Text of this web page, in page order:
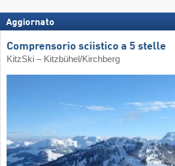
Aggiornato
Comprensorio sciistico a 5 stelle
KitzSki – Kitzbühel/​Kirchberg